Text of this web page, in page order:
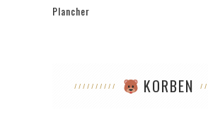
Plancher
KORBEN